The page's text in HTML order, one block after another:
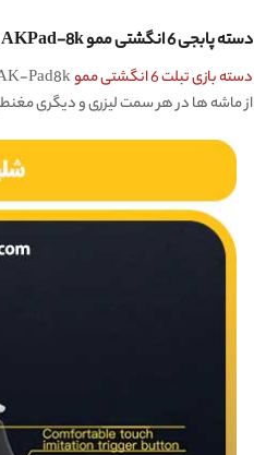
دسته پابجی 6 انگشتی ممو MEMO AKPad-8k، ایده‌‌آل برای آیپد و تبلت
دسته بازی تبلت 6 انگشتی ممو
از ماشه ها در هر سمت لیزری و دیگری مغنطیسی است. یعنی این